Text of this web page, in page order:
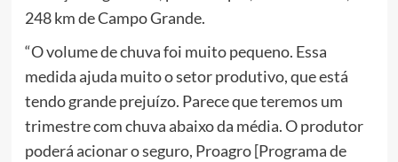
248 km de Campo Grande.
“O volume de chuva foi muito pequeno. Essa
medida ajuda muito o setor produtivo, que está
tendo grande prejuízo. Parece que teremos um
trimestre com chuva abaixo da média. O produtor
poderá acionar o seguro, Proagro [Programa de